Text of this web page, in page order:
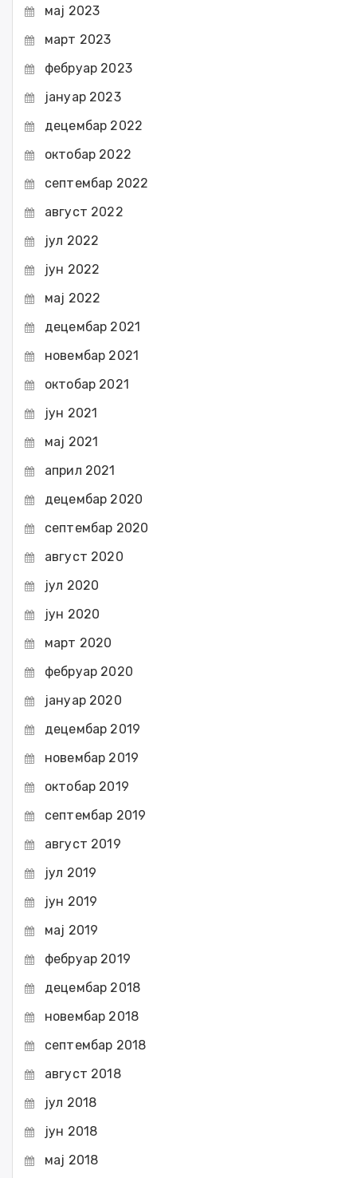
мај 2023
март 2023
фебруар 2023
јануар 2023
децембар 2022
октобар 2022
септембар 2022
август 2022
јул 2022
јун 2022
мај 2022
децембар 2021
новембар 2021
октобар 2021
јун 2021
мај 2021
април 2021
децембар 2020
септембар 2020
август 2020
јул 2020
јун 2020
март 2020
фебруар 2020
јануар 2020
децембар 2019
новембар 2019
октобар 2019
септембар 2019
август 2019
јул 2019
јун 2019
мај 2019
фебруар 2019
децембар 2018
новембар 2018
септембар 2018
август 2018
јул 2018
јун 2018
мај 2018